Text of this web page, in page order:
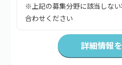
※上記の募集分野に該当しな
合わせください
詳細情報